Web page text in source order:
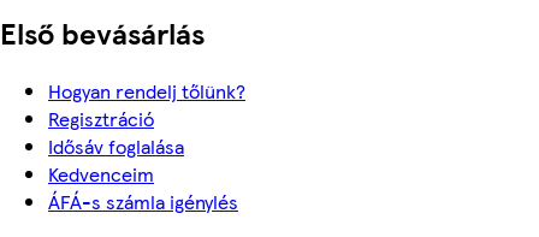
Első bevásárlás
Hogyan rendelj tőlünk?
Regisztráció
Idősáv foglalása
Kedvenceim
ÁFÁ-s számla igénylés